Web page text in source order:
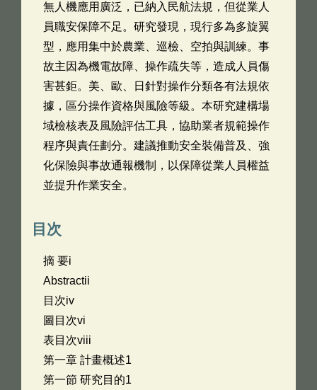
無人機應用廣泛，已納入民航法規，但從業人
員職安保障不足。研究發現，現行多為多旋翼
型，應用集中於農業、巡檢、空拍與訓練。事
故主因為機電故障、操作疏失等，造成人員傷
害甚鉅。美、歐、日針對操作分類各有法規依
據，區分操作資格與風險等級。本研究建構場
域檢核表及風險評估工具，協助業者規範操作
程序與責任劃分。建議推動安全裝備普及、強
化保險與事故通報機制，以保障從業人員權益
並提升作業安全。
目次
摘 要i
Abstractii
目次iv
圖目次vi
表目次viii
第一章 計畫概述1
第一節 研究目的1